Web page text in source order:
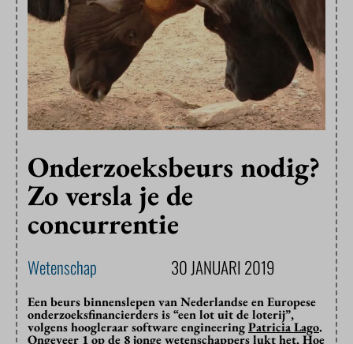
Onderzoeksbeurs nodig?
Zo versla je de
concurrentie
Wetenschap 30 JANUARI 2019
Een beurs binnenslepen van Nederlandse en Europese
onderzoeksfinancierders is “een lot uit de loterij”,
volgens hoogleraar software engineeringPatricia Lago.
Ongeveer 1 op de 8 jonge wetenschappers lukt het. Hoe